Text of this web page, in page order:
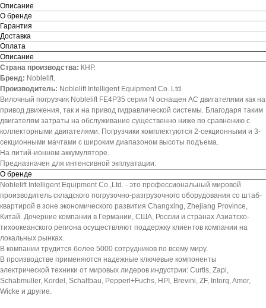
Описание
О бренде
Гарантия
Доставка
Оплата
Описание
Страна производства: КНР.
Бренд: Noblelift.
Производитель: Noblelift Intelligent Equipment Co. Ltd.
Вилочный погрузчик Noblelift FE4P35 серии N оснащен АС двигателями как на
привод движения, так и на привод гидравлической системы. Благодаря таким
двигателям затраты на обслуживание существенно ниже по сравнению с
коллекторными двигателями. Погрузчики комплектуются 2-секционными и 3-
секционными мачтами с широким диапазоном высоты подъема.
На литий-ионном аккумуляторе.
Предназначен для интенсивной экплуатации.
О бренде
Noblelift Intelligent Equipment Co.,Ltd. - это профессиональный мировой
производитель складского погрузочно-разгрузочного оборудования со штаб-
квартирой в зоне экономического развития Changxing, Zhejiang Province,
Китай. Дочерние компании в Германии, США, России и странах Азиатско-
тихоокеанского региона осуществляют поддержку клиентов компании на
локальных рынках.
В компании трудится более 5000 сотрудников по всему миру.
В производстве применяются надежные ключевые компоненты
электрической техники от мировых лидеров индустрии: Curtis, Zapi,
Schabmuller, Kordel, Schaltbau, Pepperl+Fuchs, HPI, Brevini, ZF, Intorq, Amer,
Wicke и другие.